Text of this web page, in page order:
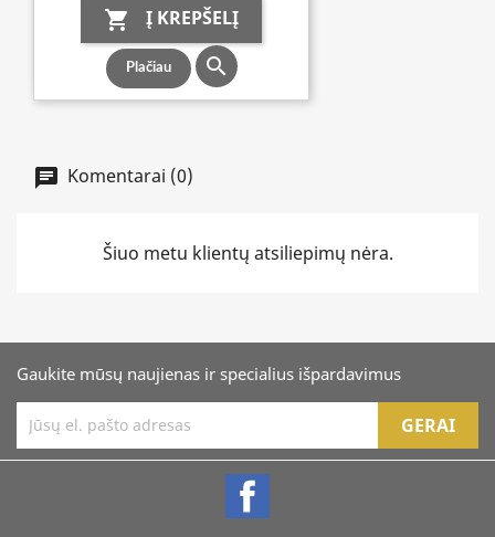
 Į KREPŠELĮ
Plačiau 
Komentarai (0)
Šiuo metu klientų atsiliepimų nėra.
Gaukite mūsų naujienas ir specialius išpardavimus